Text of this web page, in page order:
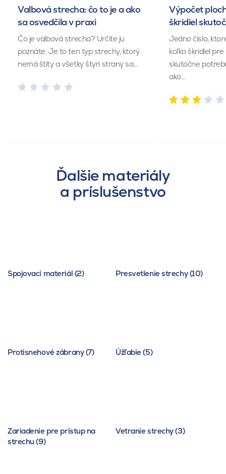
Valbová strecha: čo to je a ako
sa osvedčila v praxi
Čo je valbová strecha? Určite ju
poznáte. Je to ten typ strechy, ktorý
nemá štíty a všetky štyri strany sa…
Výpočet
škridiel
Jedno číslo,
koľko škridiel
skutočne
ako…
Ďalšie materiály
a príslušenstvo
Spojovací materiál (2) Presvetlenie strechy (10)
Protisnehové zábrany (7) Úžľabie (5)
Zariadenie pre prístup na
strechu (9)
Vetranie strechy (3)